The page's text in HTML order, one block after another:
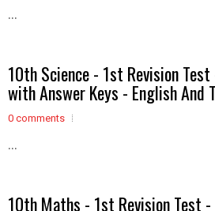
...
10th Science - 1st Revision
with Answer Keys - English And
0 comments
...
10th Maths - 1st Revision Test -